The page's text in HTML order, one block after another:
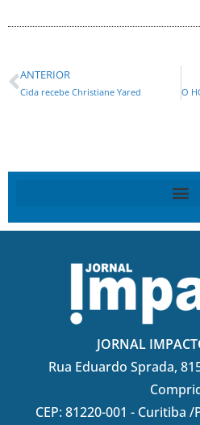
ANTERIOR
Cida recebe Christiane Yared
JORNAL
Rua Eduardo Sprada,
CEP: 81220-001 - Curitiba /